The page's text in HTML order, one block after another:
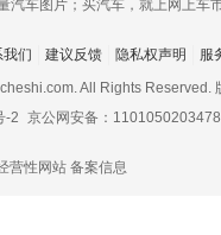
上传图片最多
我们 建议反馈 隐私权声明
服
All Rights Reserved.
-2 京公网安备：